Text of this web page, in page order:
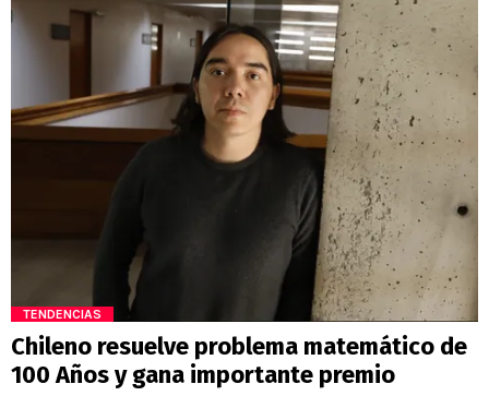
TENDENCIAS
Chileno resuelve problema matemático de
100 Años y gana importante premio